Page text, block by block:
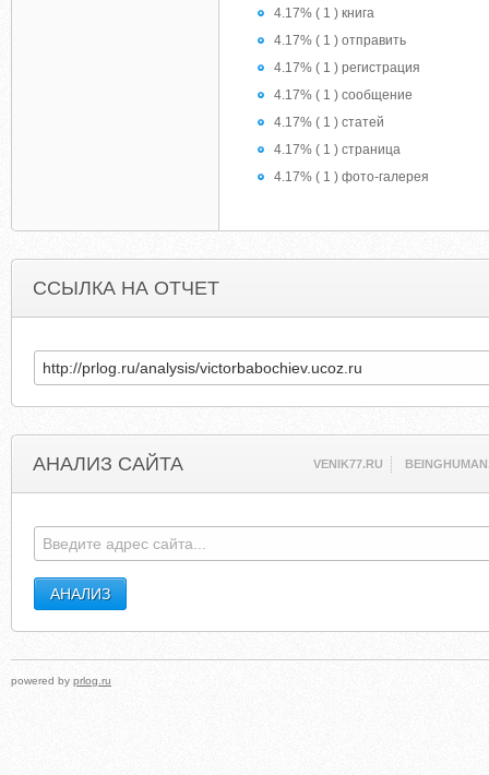
4.17% ( 1 ) книга
4.17% ( 1 ) отправить
4.17% ( 1 ) регистрация
4.17% ( 1 ) сообщение
4.17% ( 1 ) статей
4.17% ( 1 ) страница
4.17% ( 1 ) фото-галерея
ССЫЛКА НА ОТЧЕТ
АНАЛИЗ САЙТА VENIK77.RU
powered by prlog.ru